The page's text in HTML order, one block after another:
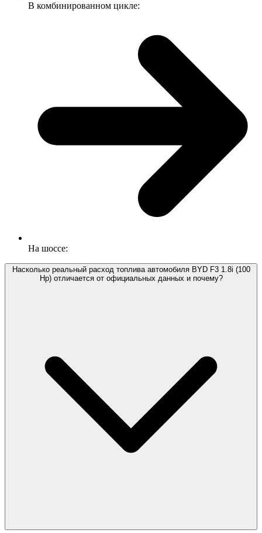
В комбинированном цикле:
На шоссе:
Насколько реальный расход топлива автомобиля BYD F3 1.8i (100
Hp) отличается от официальных данных и почему?